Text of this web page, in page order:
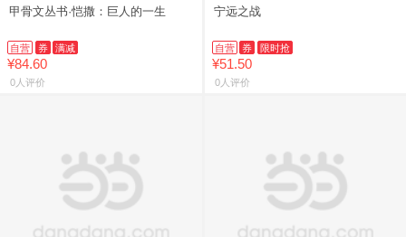
甲骨文丛书·恺撒：巨人的一生
自营 券 满减
¥84.60
0人评价
宁远之战
自营 券 限时抢
¥51.50
0人评价